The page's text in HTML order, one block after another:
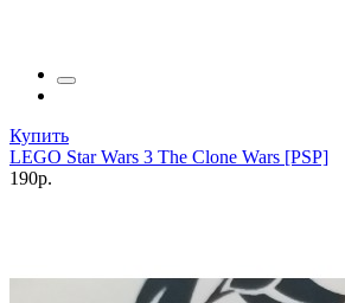
Купить
LEGO Star Wars 3 The Clone Wars [PSP]
190р.